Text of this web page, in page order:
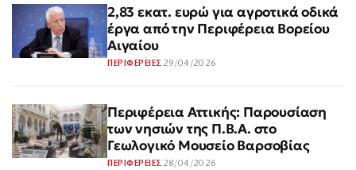
2,83 εκατ. ευρώ για αγροτικά οδικά
έργα από την Περιφέρεια Βορείου
Αιγαίου
ΠΕΡΙΦΕΡΕΙΕΣ 29/04/2026
Περιφέρεια Αττικής: Παρουσίαση
των νησιών της Π.Β.Α. στο
Γεωλογικό Μουσείο Βαρσοβίας
ΠΕΡΙΦΕΡΕΙΕΣ 28/04/2026